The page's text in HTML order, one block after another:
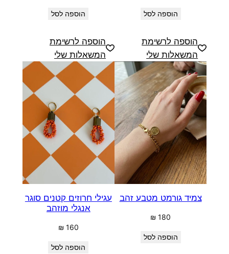
הוספה לסל
הוספה לרשימת
המשאלות שלי
הוספה לסל
הוספה לרשימת
המשאלות שלי
צמיד גורמט מטבע זהב
₪ 180
הוספה לסל
עגילי חרוזים קטנים סוגר
אנגלי מוזהב
₪ 160
הוספה לסל